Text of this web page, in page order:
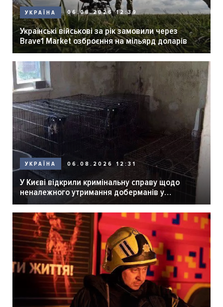
УКРАЇНА 06.08.2026 12:39
Українські військові за рік замовили через
Brave1 Market озброєння на мільярд доларів
УКРАЇНА 06.08.2026 12:31
У Києві відкрили кримінальну справу щодо
неналежного утримання доберманів у
розпліднику